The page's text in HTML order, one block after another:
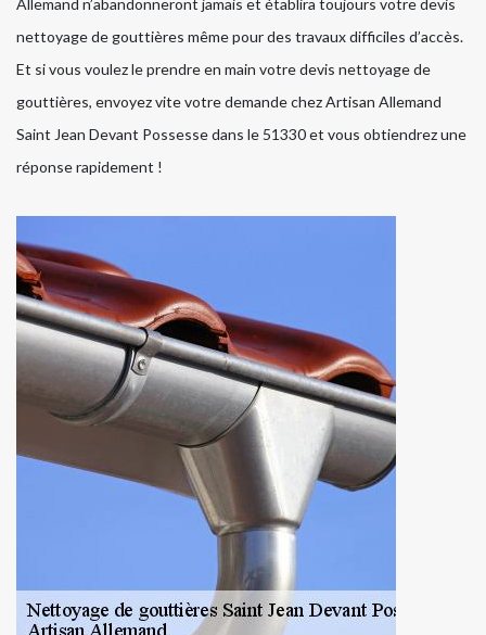
Allemand n’abandonneront jamais et établira toujours votre devis
nettoyage de gouttières même pour des travaux difficiles d’accès.
Et si vous voulez le prendre en main votre devis nettoyage de
gouttières, envoyez vite votre demande chez Artisan Allemand
Saint Jean Devant Possesse dans le 51330 et vous obtiendrez une
réponse rapidement !